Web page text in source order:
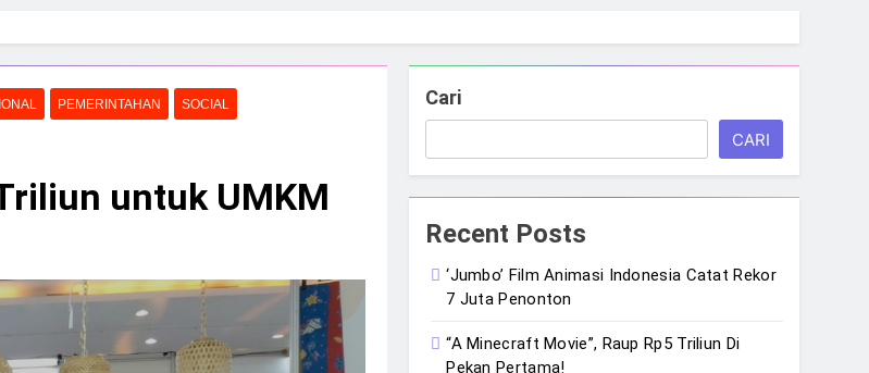
PEMERINTAHAN SOCIAL
untuk UMKM
Cari
CARI
Recent Posts
‘Jumbo’ Film Animasi Indonesia Catat Rekor
7 Juta Penonton
“A Minecraft Movie”, Raup Rp5 Triliun Di
Pekan Pertama!